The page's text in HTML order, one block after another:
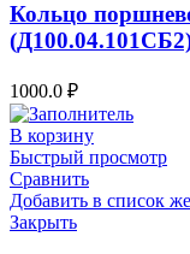
Кольцо
1000.0 ₽
В корзину
Быстрый просмотр
Сравнить
Добавить в список
Закрыть